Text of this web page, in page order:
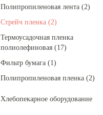
Полипропиленовая лента (2)
Стрейч пленка (2)
Термоусадочная пленка
полиолефиновая (17)
Фильтр бумага (1)
Полипропиленовая пленка (2)
Хлебопекарное оборудование